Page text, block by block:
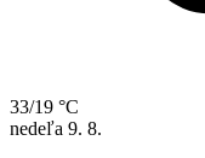
33/19 °C
nedeľa 9. 8.